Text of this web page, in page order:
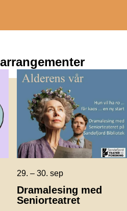
29. – 30. sep
Dramalesing med
Seniorteatret